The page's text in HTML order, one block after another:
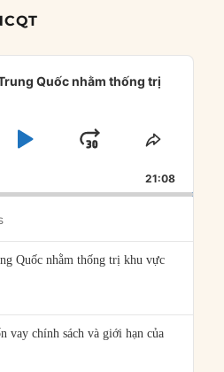
Quốc nhằm thống trị
PLAYJUMP
FORWARD
SHARE
21:08
Quốc nhằm thống trị khu vực
vay chính sách và giới hạn của